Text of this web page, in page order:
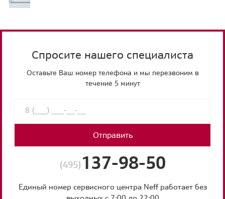
Спросите нашего специалиста
Оставьте Ваш номер телефона и мы перезвоним в
течение 5 минут
Отправить
(495) 137-98-50
Единый номер сервисного центра Neff работает без